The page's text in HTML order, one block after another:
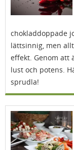
chokladdoppade
lättsinnig, men
effekt. Genom att
lust och potens.
sprudla!